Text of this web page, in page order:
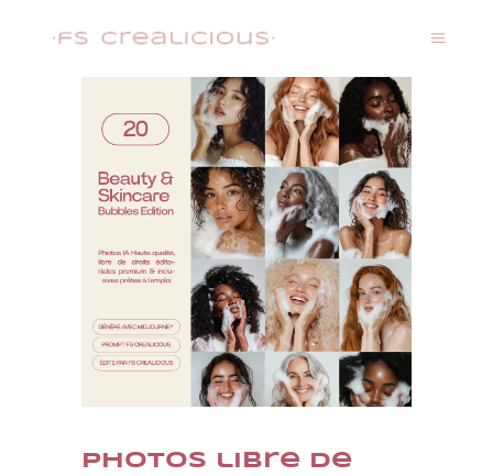
Photos libre de